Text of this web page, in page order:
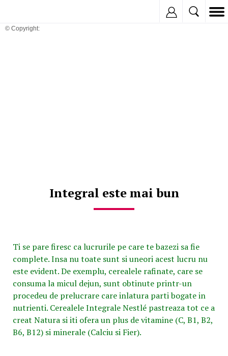
© Copyright:
Integral este mai bun
Ti se pare firesc ca lucrurile pe care te bazezi sa fie
complete. Insa nu toate sunt si uneori acest lucru nu
este evident. De exemplu, cerealele rafinate, care se
consuma la micul dejun, sunt obtinute printr-un
procedeu de prelucrare care inlatura parti bogate in
nutrienti. Cerealele Integrale Nestlé pastreaza tot ce a
creat Natura si iti ofera un plus de vitamine (C, B1, B2,
B6, B12) si minerale (Calciu si Fier).